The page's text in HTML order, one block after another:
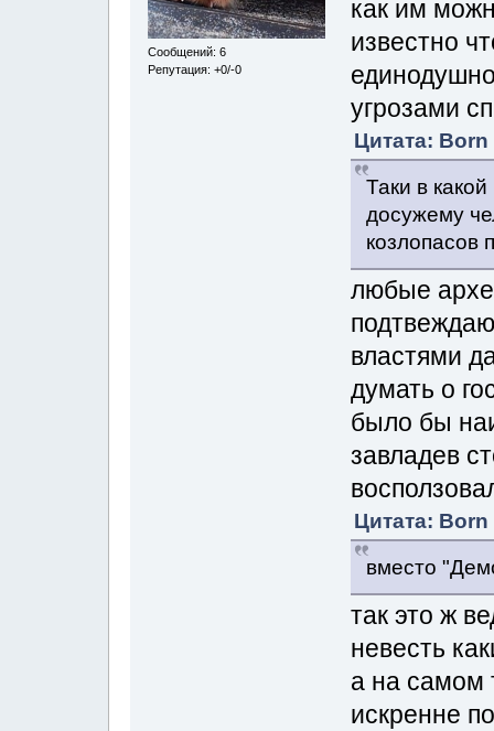
Сообщений: 6
Репутация: +0/-0
как им
известно
угрозами
Цитата:
Таки в
досужему
козлопасов
любые
властями
думать о
было бы
завладев
Цитата:
вместо
так это ж
невесть
а на самом
искренне